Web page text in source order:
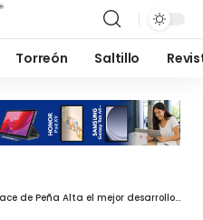
Torreón Saltillo
de Peña Alta el mejor desarrollo residencial de Saltillo?